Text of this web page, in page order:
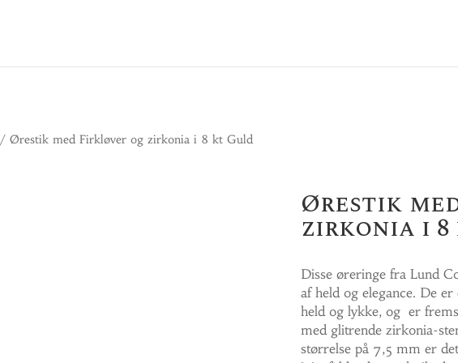
/ Ørestik med Firkløver og zirkonia i 8 kt Guld
Ørestik
zirkonia i
Disse øreringe fra Lund
af held og elegance. De
held og lykke, og er
med glitrende zirkonia-
størrelse på 7,5 mm er